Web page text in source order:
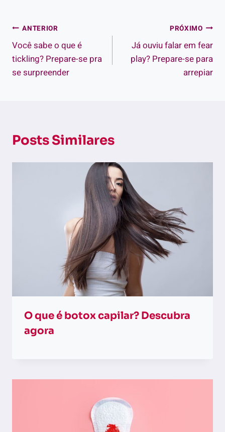
Navegação
de
Post
ANTERIOR
Você sabe o que é
tickling? Prepare-se pra
se surpreender
PRÓXIMO
Já ouviu falar em fear
play? Prepare-se para
arrepiar
Posts Similares
O que é botox capilar? Descubra
agora